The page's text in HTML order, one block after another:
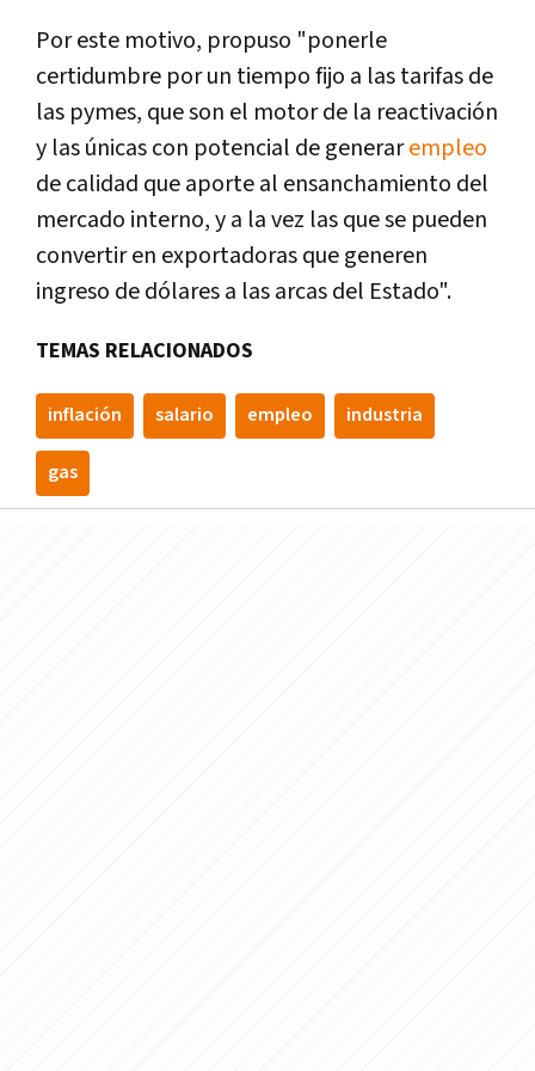
Por este motivo, propuso "ponerle
certidumbre por un tiempo fijo a las tarifas de
las pymes, que son el motor de la reactivación
y las únicas con potencial de generarempleo
de calidad que aporte al ensanchamiento del
mercado interno, y a la vez las que se pueden
convertir en exportadoras que generen
ingreso de dólares a las arcas del Estado".
TEMAS RELACIONADOS
inflación salario empleo industria
gas